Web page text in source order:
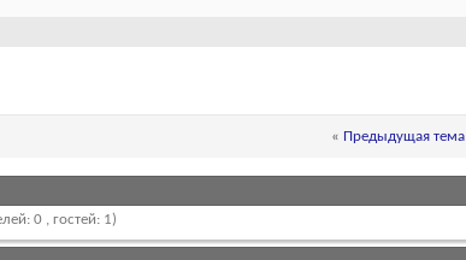
« Предыдущая тема
0 , гостей: 1)